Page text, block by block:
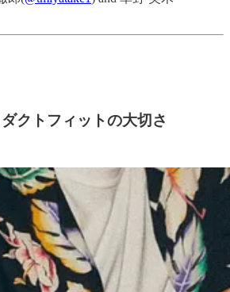
クトフィットの大切さ